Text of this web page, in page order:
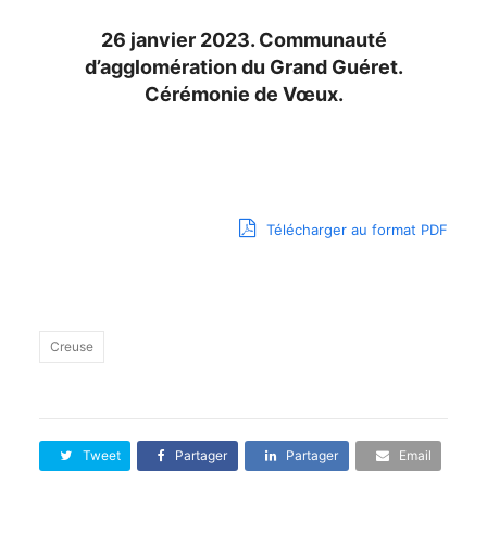
26 janvier 2023. Communauté
d’agglomération du Grand Guéret.
Cérémonie de Vœux.
Télécharger au format PDF
Creuse
Tweet Partager Partager Email